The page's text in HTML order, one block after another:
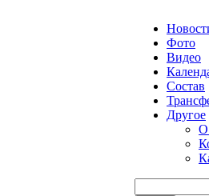
Фото
Видео
Состав
Другое
О